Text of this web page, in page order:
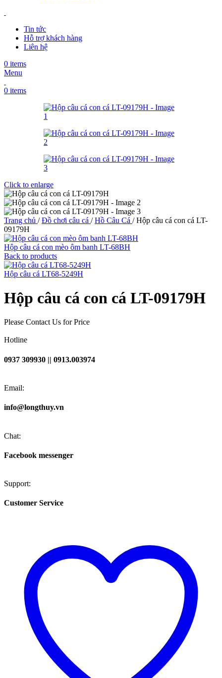
Tin tức
Hỗ trợ khách hàng
Liên hệ
0 items
Menu
0 items
Click to enlarge
Trang chủ / Đồ chơi câu cá / Hồ Câu Cá / Hộp câu cá con cá LT-
09179H
Hộp câu cá con mèo ôm banh LT-68BH
Back to products
Hộp câu cá LT68-5249H
Hộp câu cá con cá LT-09179H
Please Contact Us for Price
Hotline
0937 309930 || 0913.003974
Email:
info@longthuy.vn
Chat:
Facebook messenger
Support:
Customer Service